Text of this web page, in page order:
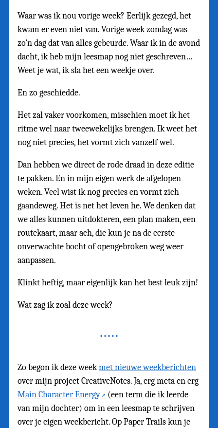
Waar was ik nou vorige week? Eerlijk gezegd, het
kwam er even niet van. Vorige week zondag was
zo’n dag dat van alles gebeurde. Waar ik in de avond
dacht, ik heb mijn leesmap nog niet geschreven…
Weet je wat, ik sla het een weekje over.
En zo geschiedde.
Het zal vaker voorkomen, misschien moet ik het
ritme wel naar tweewekelijks brengen. Ik weet het
nog niet precies, het vormt zich vanzelf wel.
Dan hebben we direct de rode draad in deze editie
te pakken. En in mijn eigen werk de afgelopen
weken. Veel wist ik nog precies en vormt zich
gaandeweg. Het is net het leven he. We denken dat
we alles kunnen uitdokteren, een plan maken, een
routekaart, maar ach, die kun je na de eerste
onverwachte bocht of opengebroken weg weer
aanpassen.
Klinkt heftig, maar eigenlijk kan het best leuk zijn!
Wat zag ik zoal deze week?
Zo begon ik deze weekmet nieuwe weekberichten
over mijn project CreativeNotes. Ja, erg meta en erg
Main Character Energy
(een term die ik leerde
van mijn dochter) om in een leesmap te schrijven
over je eigen weekbericht. Op Paper Trails kun je